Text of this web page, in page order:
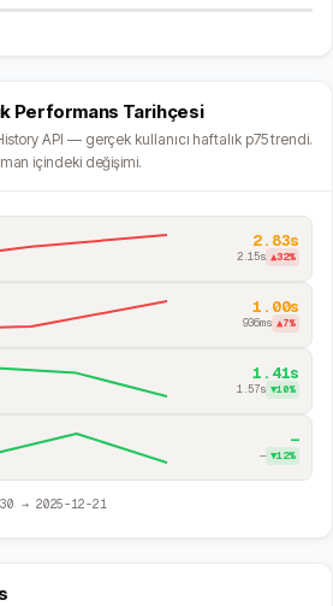
Performans Tarihçesi
API — gerçek kullanıcı haftalık p75 trendi.
içindeki değişimi.
2.83s
2.15s ▲32%
1.00s
936ms ▲7%
1.41s
1.57s ▼10%
—
— ▼12%
→ 2025-12-21